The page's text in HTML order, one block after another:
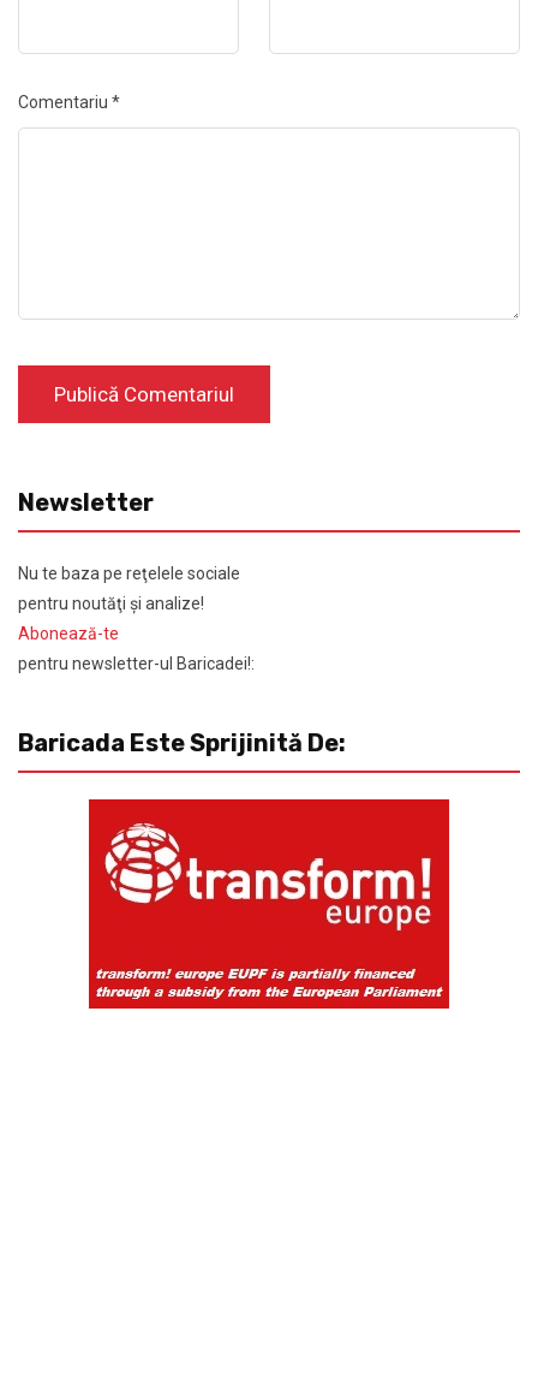
Comentariu *
Newsletter
Nu te baza pe reţelele sociale
pentru noutăţi şi analize!
Abonează-te
pentru newsletter-ul Baricadei!:
Baricada Este Sprijinită De: